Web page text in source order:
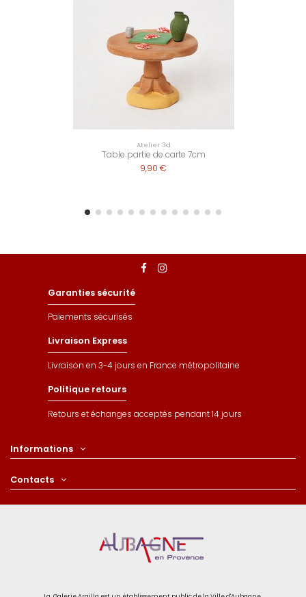
Atelier 3d
Table partie de carte 7cm
9,90 €
Garanties sécurité
Paiements sécurisés
Livraison Express
Livraison en 3-4 jours en France métropolitaine
Politique retours
Retours et échanges acceptés pendant 14 jours
Informations
Contacts